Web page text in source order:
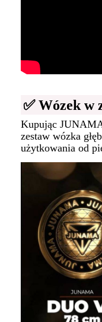
✅ Wózek w
Kupując
zestaw wózka
użytkowania od